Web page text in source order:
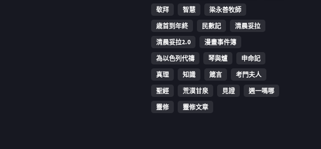
敬拜
智慧
梁永善牧師
歳首到年終
民數記
清晨妥拉
清晨妥拉2.0
漫畫事件簿
為以色列代禱
琴與爐
申命記
真理
知識 箴言
考門夫人
聖經
荒漠甘泉 見證
週一嗎哪
靈修
靈修文章